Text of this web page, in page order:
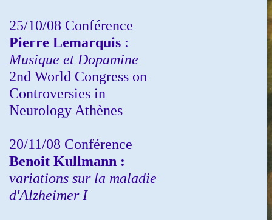
25/10/08 Conférence
Pierre Lemarquis :
Musique et Dopamine
2nd World Congress on
Controversies in
Neurology Athènes
20/11/08 Conférence
Benoit Kullmann :
variations sur la maladie
d'Alzheimer I